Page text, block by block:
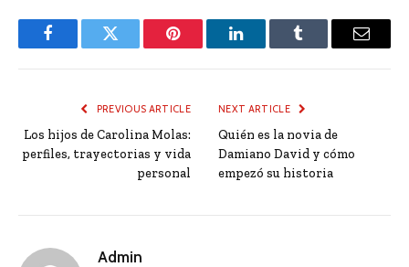
FacebookTwitter Pinterest LinkedInTumblr Email
PREVIOUS ARTICLE
Los hijos de Carolina Molas:
perfiles, trayectorias y vida
personal
NEXT ARTICLE
Quién es la novia de
Damiano David y cómo
empezó su historia
Admin